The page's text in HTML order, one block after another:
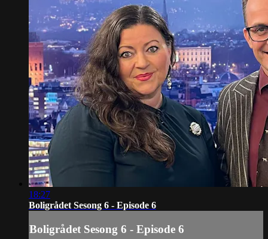
18:27
Boligrådet Sesong 6 - Episode 6
Boligrådet Sesong 6 - Episode 6